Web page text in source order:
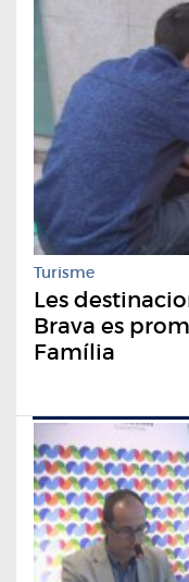
Turisme
Les
Brava es
Família